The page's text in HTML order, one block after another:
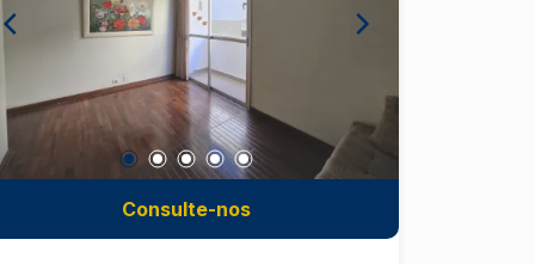
Consulte-nos